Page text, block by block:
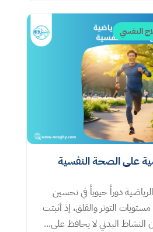
النفسي
على الصحة النفسية
دوراً حيوياً في تحسين
التوتر والقلق، إذ أثبتت
النشاط البدني لا يحافظ على...